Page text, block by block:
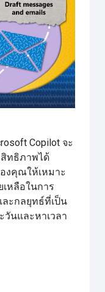
Copilot จะ
ทธิภาพได้
งคุณให้เหมาะ
หลือในการ
ละกลยุทธ์ที่เป็น
วันและหาเวลา